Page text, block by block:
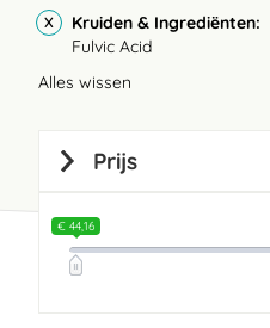
Kruiden & Ingrediënten
Fulvic Acid
Alles wissen
Prijs
€ 44,16